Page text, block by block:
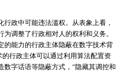
行政中可能违法滥权。从表象上看，
调整了行政相对人的权利和义务。
的能力的行政主体隐蔽在数字技术背
行政主体可以通过利用算法配置资
数字话语等隐蔽方式，“隐藏其调控和